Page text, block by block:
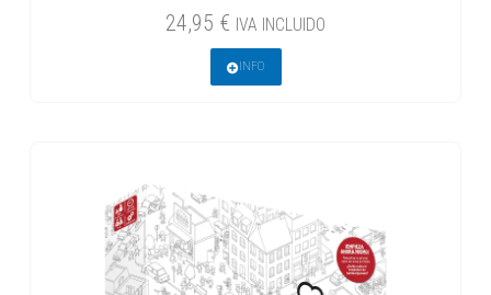
24,95 € IVA INCLUIDO
INFO